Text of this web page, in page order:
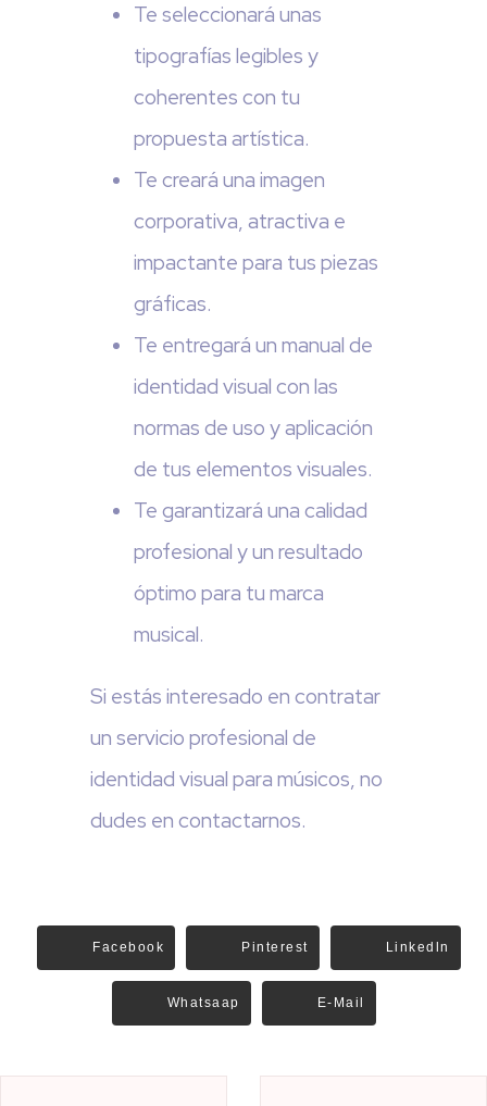
Te seleccionará unas
tipografías legibles y
coherentes con tu
propuesta artística.
Te creará una imagen
corporativa, atractiva e
impactante para tus piezas
gráficas.
Te entregará un manual de
identidad visual con las
normas de uso y aplicación
de tus elementos visuales.
Te garantizará una calidad
profesional y un resultado
óptimo para tu marca
musical.
Si estás interesado en contratar
un servicio profesional de
identidad visual para músicos, no
dudes en contactarnos.
Facebook Pinterest Linkedln
Whatsaap E-Mail